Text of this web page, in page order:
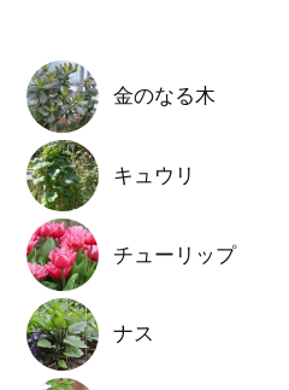
金のなる木
キュウリ
チューリップ
ナス